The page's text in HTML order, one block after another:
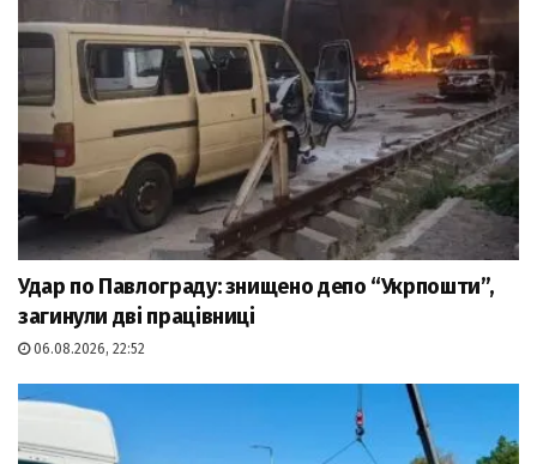
Удар по Павлограду: знищено депо “Укрпошти”,
загинули дві працівниці
06.08.2026, 22:52